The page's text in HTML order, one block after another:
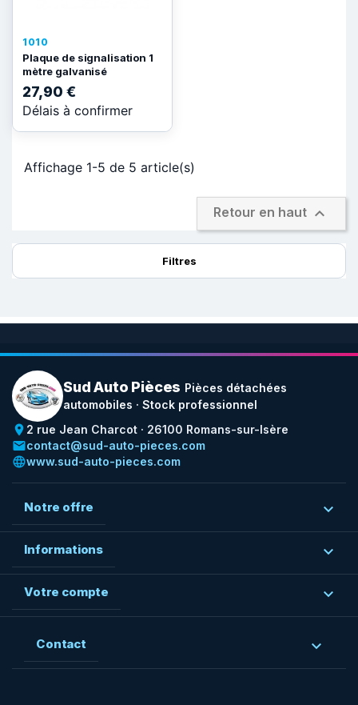
1010
Plaque de signalisation 1
mètre galvanisé
27,90 €
Délais à confirmer
Affichage 1-5 de 5 article(s)
Retour en haut 
Filtres
Sud Auto Pièces Pièces détachées
automobiles · Stock professionnel
place 2 rue Jean Charcot · 26100 Romans-sur-Isère
emailcontact@sud-auto-pieces.com
languagewww.sud-auto-pieces.com
Notre offre 
Informations 
Votre compte 
Contact 